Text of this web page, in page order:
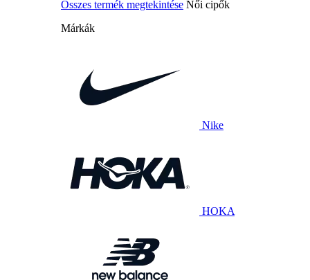
Összes termék megtekintése Női cipők
Márkák
Nike
HOKA